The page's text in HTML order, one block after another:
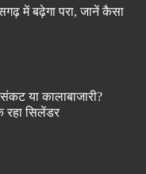
में बढ़ेगा परा, जानें कैसा
या कालाबाजारी?
रहा सिलेंडर